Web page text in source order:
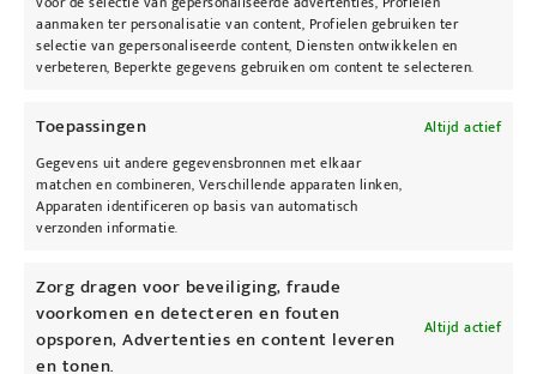
aanmaken ter personalisatie van content, Profielen gebruiken ter
selectie van gepersonaliseerde content, Diensten ontwikkelen en
verbeteren, Beperkte gegevens gebruiken om content te selecteren.
Toepassingen
Altijd actief
Gegevens uit andere gegevensbronnen met elkaar
matchen en combineren, Verschillende apparaten linken,
Apparaten identificeren op basis van automatisch
verzonden informatie.
Zorg dragen voor beveiliging, fraude
voorkomen en detecteren en fouten
opsporen, Advertenties en content leveren
en tonen.
Altijd actief
KyBeau Cosmedisch Huidcentrum
B-3945 Ham
Telefoon:+32 13 67 00 76
E-mail:info@kybeau.be
Web: KyBeau.be
Openingsuren
Maandag: 09u00 – 19u00
Dinsdag: 09u00 – 19u00